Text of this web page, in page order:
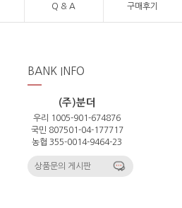
Q & A 구매후기
BANK INFO
(주)분더
우리 1005-901-674876
국민 807501-04-177717
농협 355-0014-9464-23
상품문의 게시판